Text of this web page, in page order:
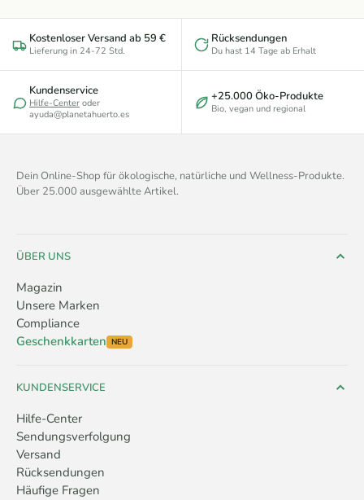
Kostenloser Versand ab 59 €
Lieferung in 24-72 Std.
Rücksendungen
Du hast 14 Tage ab Erhalt
Kundenservice
Hilfe-Center oder
ayuda@planetahuerto.es
+25.000 Öko-Produkte
Bio, vegan und regional
Dein Online-Shop für ökologische, natürliche und Wellness-Produkte.
Über 25.000 ausgewählte Artikel.
ÜBER UNS
Magazin
Unsere Marken
Compliance
Geschenkkarten NEU
KUNDENSERVICE
Hilfe-Center
Sendungsverfolgung
Versand
Rücksendungen
Häufige Fragen